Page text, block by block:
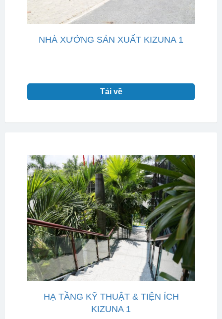
NHÀ XƯỞNG SẢN XUẤT KIZUNA 1
Tải về
HẠ TẦNG KỸ THUẬT & TIỆN ÍCH
KIZUNA 1